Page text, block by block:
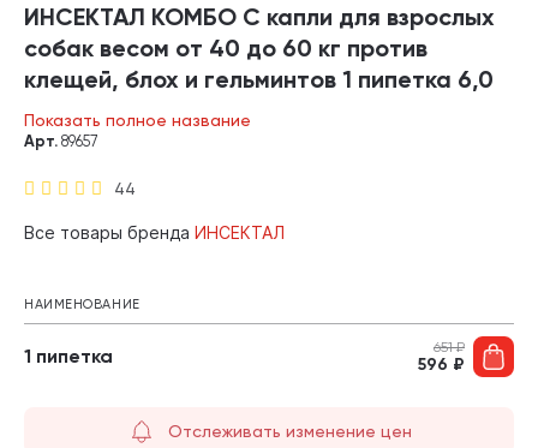
ИНСЕКТАЛ КОМБО С капли для взрослых
собак весом от 40 до 60 кг против
клещей, блох и гельминтов 1 пипетка 6,0
мл (1 пипетка)
Показать полное название
44
Арт. 89657
Все товары бренда ИНСЕКТАЛ
НАИМЕНОВАНИЕ
1 пипетка 651₽
596 ₽
Отслеживать изменение цен